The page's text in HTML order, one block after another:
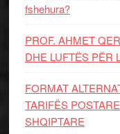
fshehura?
PROF. AHMET
DHE LUFTЁS PЁR
FORMAT
TARIFËS
SHQIPTARE